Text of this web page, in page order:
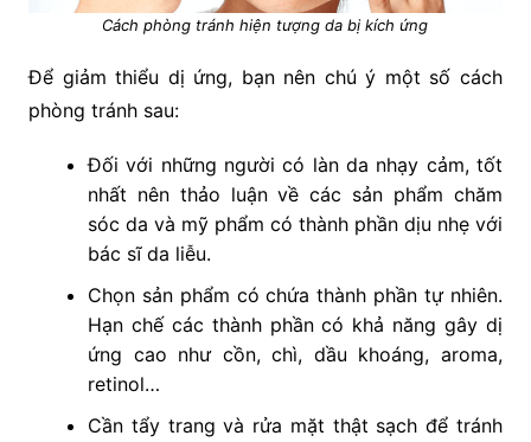
Cách phòng tránh hiện tượng da bị kích ứng
Để giảm thiểu dị ứng, bạn nên chú ý một số cách
phòng tránh sau:
Đối với những người có làn da nhạy cảm, tốt
nhất nên thảo luận về các sản phẩm chăm
sóc da và mỹ phẩm có thành phần dịu nhẹ với
bác sĩ da liễu.
Chọn sản phẩm có chứa thành phần tự nhiên.
Hạn chế các thành phần có khả năng gây dị
ứng cao như cồn, chì, dầu khoáng, aroma,
retinol…
Cần tẩy trang và rửa mặt thật sạch để tránh